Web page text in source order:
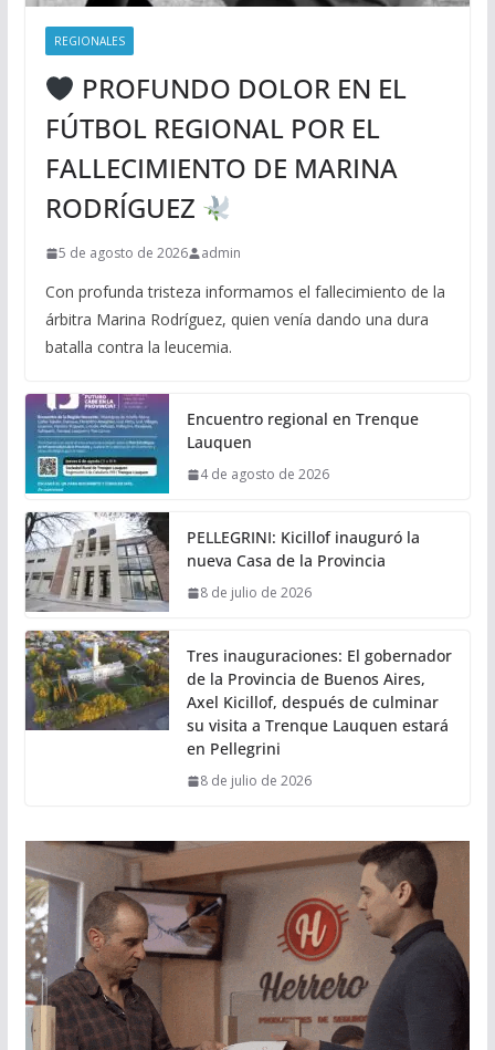
REGIONALES
PROFUNDO DOLOR EN EL
FÚTBOL REGIONAL POR EL
FALLECIMIENTO DE MARINA
RODRÍGUEZ
5 de agosto de 2026 admin
Con profunda tristeza informamos el fallecimiento de la
árbitra Marina Rodríguez, quien venía dando una dura
batalla contra la leucemia.
Encuentro regional en Trenque
Lauquen
4 de agosto de 2026
PELLEGRINI: Kicillof inauguró la
nueva Casa de la Provincia
8 de julio de 2026
Tres inauguraciones: El gobernador
de la Provincia de Buenos Aires,
Axel Kicillof, después de culminar
su visita a Trenque Lauquen estará
en Pellegrini
8 de julio de 2026